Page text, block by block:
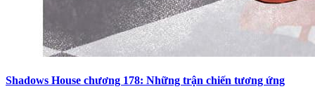
Shadows House chương 178: Những trận chiến tương ứng